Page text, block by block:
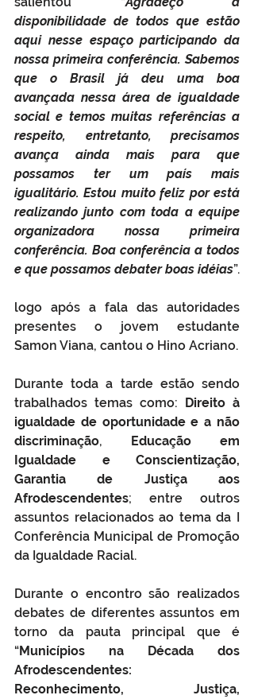
disponibilidade de todos que estão
aqui nesse espaço participando da
nossa primeira conferência. Sabemos
que o Brasil já deu uma boa
avançada nessa área de igualdade
social e temos muitas referências a
respeito, entretanto, precisamos
avança ainda mais para que
possamos ter um país mais
igualitário. Estou muito feliz por está
realizando junto com toda a equipe
organizadora nossa primeira
conferência. Boa conferência a todos
e que possamos debater boas idéias
logo após a fala das autoridades
presentes o jovem estudante
Samon Viana, cantou o Hino Acriano.
Durante toda a tarde estão sendo
trabalhados temas como: Direito à
igualdade de oportunidade e a não
discriminação, Educação em
Igualdade e Conscientização,
Garantia de Justiça aos
Afrodescendentes; entre outros
assuntos relacionados ao tema da I
Conferência Municipal de Promoção
da Igualdade Racial.
Durante o encontro são realizados
debates de diferentes assuntos em
torno da pauta principal que é
“Municípios na Década dos
Afrodescendentes:
Reconhecimento, Justiça,